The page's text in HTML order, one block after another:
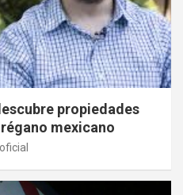
propiedades
mexicano